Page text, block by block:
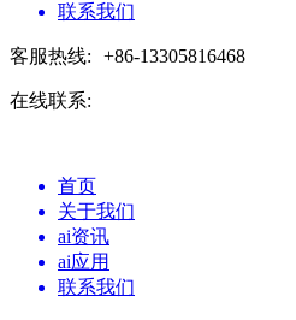
联系我们
客服热线: +86-13305816468
在线联系:
首页
关于我们
ai资讯
ai应用
联系我们